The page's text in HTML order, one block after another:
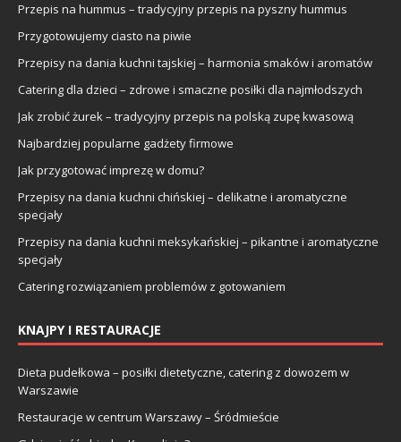
Przepis na hummus – tradycyjny przepis na pyszny hummus
Przygotowujemy ciasto na piwie
Przepisy na dania kuchni tajskiej – harmonia smaków i aromatów
Catering dla dzieci – zdrowe i smaczne posiłki dla najmłodszych
Jak zrobić żurek – tradycyjny przepis na polską zupę kwasową
Najbardziej popularne gadżety firmowe
Jak przygotować imprezę w domu?
Przepisy na dania kuchni chińskiej – delikatne i aromatyczne
specjały
Przepisy na dania kuchni meksykańskiej – pikantne i aromatyczne
specjały
Catering rozwiązaniem problemów z gotowaniem
KNAJPY I RESTAURACJE
Dieta pudełkowa – posiłki dietetyczne, catering z dowozem w
Warszawie
Restauracje w centrum Warszawy – Śródmieście